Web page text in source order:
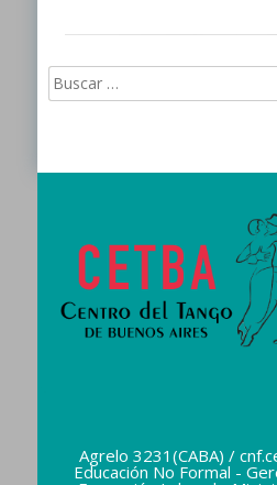
Agrelo 3231(CABA) /
Educación No Formal -